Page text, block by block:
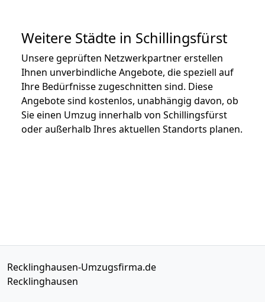
Weitere Städte in Schillingsfürst
Unsere geprüften Netzwerkpartner erstellen
Ihnen unverbindliche Angebote, die speziell auf
Ihre Bedürfnisse zugeschnitten sind. Diese
Angebote sind kostenlos, unabhängig davon, ob
Sie einen Umzug innerhalb von Schillingsfürst
oder außerhalb Ihres aktuellen Standorts planen.
Recklinghausen-Umzugsfirma.de
Recklinghausen